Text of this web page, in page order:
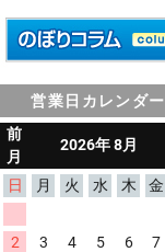
営業日カレンダー